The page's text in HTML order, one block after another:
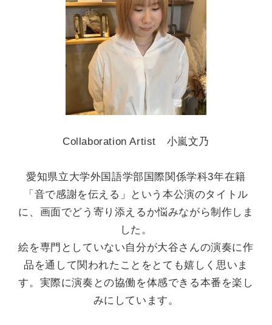
Collaboration Artist 小嵐文乃
愛知県立大学外国語学部国際関係学科3年在籍
「音で感謝を伝える」という本公演のタイトル
に、画面でどう寄り添えるか悩みながら制作しま
した。
絵を専門としていない自分が大谷さんの演奏に作
品を通して関われたことをとても嬉しく思いま
す。実際に演奏との協働を体感できる本番を楽し
みにしています。